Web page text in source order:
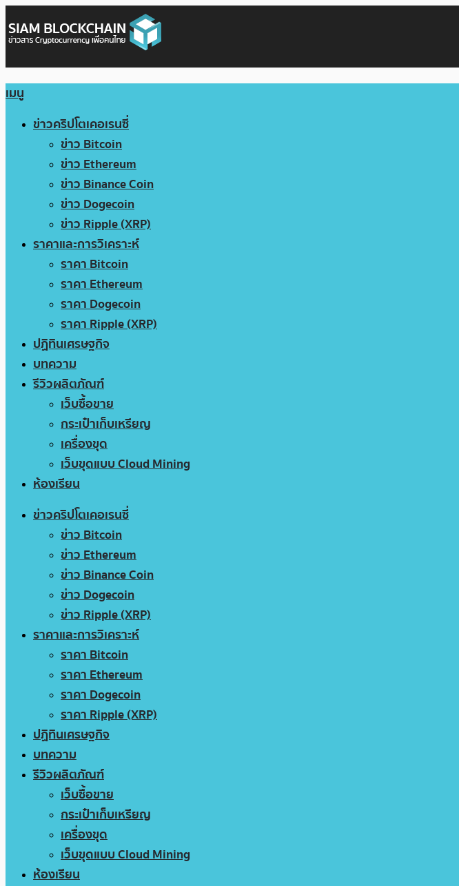
เมนู
ข่าวคริปโตเคอเรนซี่
ข่าว Bitcoin
ข่าว Ethereum
ข่าว Binance Coin
ข่าว Dogecoin
ข่าว Ripple (XRP)
ราคาและการวิเคราะห์
ราคา Bitcoin
ราคา Ethereum
ราคา Dogecoin
ราคา Ripple (XRP)
ปฏิทินเศรษฐกิจ
บทความ
รีวิวผลิตภัณฑ์
เว็บซื้อขาย
กระเป๋าเก็บเหรียญ
เครื่องขุด
เว็บขุดแบบ Cloud Mining
ห้องเรียน
ข่าวคริปโตเคอเรนซี่
ข่าว Bitcoin
ข่าว Ethereum
ข่าว Binance Coin
ข่าว Dogecoin
ข่าว Ripple (XRP)
ราคาและการวิเคราะห์
ราคา Bitcoin
ราคา Ethereum
ราคา Dogecoin
ราคา Ripple (XRP)
ปฏิทินเศรษฐกิจ
บทความ
รีวิวผลิตภัณฑ์
เว็บซื้อขาย
กระเป๋าเก็บเหรียญ
เครื่องขุด
เว็บขุดแบบ Cloud Mining
ห้องเรียน